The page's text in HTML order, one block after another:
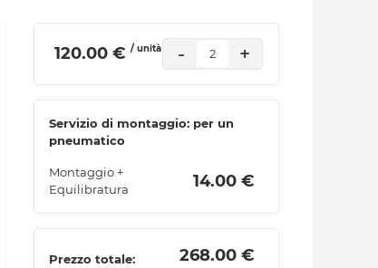
120.00 € / unità - 2 +
Servizio di montaggio: per un
pneumatico
Montaggio +
Equilibratura
14.00 €
Prezzo totale: 268.00 €